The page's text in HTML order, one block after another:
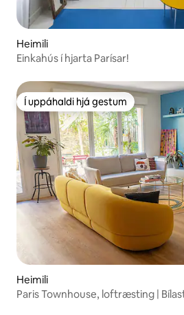
Heimili
Einkahús í hjarta Parísar!
Í uppáhaldi hjá gestum
Í uppáhaldi hjá gestum
Heimili
Paris Townhouse, loftræsting |